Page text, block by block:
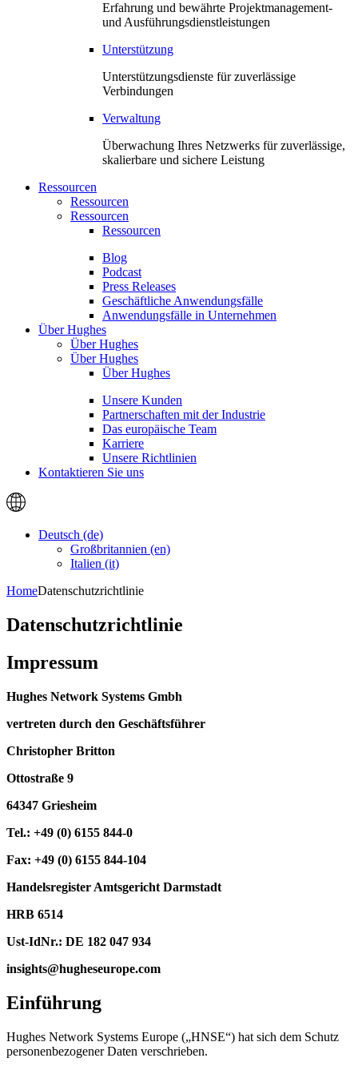
Erfahrung und bewährte Projektmanagement-
und Ausführungsdienstleistungen
Unterstützung
Unterstützungsdienste für zuverlässige
Verbindungen
Verwaltung
Überwachung Ihres Netzwerks für zuverlässige,
skalierbare und sichere Leistung
Ressourcen
Ressourcen
Ressourcen
Ressourcen
Blog
Podcast
Press Releases
Geschäftliche Anwendungsfälle
Anwendungsfälle in Unternehmen
Über Hughes
Über Hughes
Über Hughes
Über Hughes
Unsere Kunden
Partnerschaften mit der Industrie
Das europäische Team
Karriere
Unsere Richtlinien
Kontaktieren Sie uns
Deutsch (de)
Großbritannien (en)
Italien (it)
HomeDatenschutzrichtlinie
Datenschutzrichtlinie
Impressum
Hughes Network Systems Gmbh
vertreten durch den Geschäftsführer
Christopher Britton
Ottostraße 9
64347 Griesheim
Tel.: +49 (0) 6155 844-0
Fax: +49 (0) 6155 844-104
Handelsregister Amtsgericht Darmstadt
HRB 6514
Ust-IdNr.: DE 182 047 934
insights@hugheseurope.com
Einführung
Hughes Network Systems Europe („HNSE“) hat sich dem Schutz
personenbezogener Daten verschrieben.